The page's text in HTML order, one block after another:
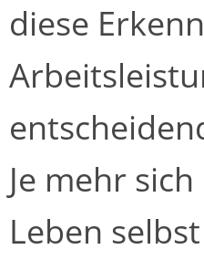
diese
Je mehr
Leben